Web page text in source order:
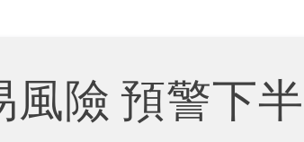
險 預警下半